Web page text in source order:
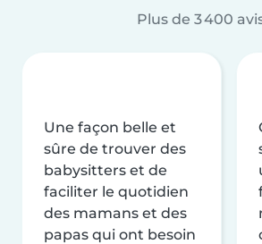
Plus de 3 400
Une façon belle et
sûre de trouver des
babysitters et de
faciliter le quotidien
des mamans et des
papas qui ont besoin